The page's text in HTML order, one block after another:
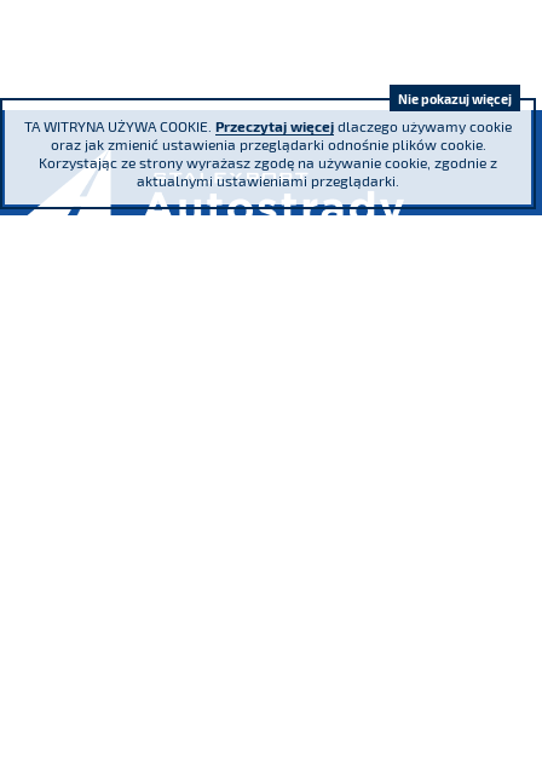
TA WITRYNA UŻYWA COOKIE. Przeczytaj więcej dlaczego używamy cookie
oraz jak zmienić ustawienia przeglądarki odnośnie plików cookie.
Korzystając ze strony wyrażasz zgodę na używanie cookie, zgodnie z
aktualnymi ustawieniami przeglądarki.
Nie pokazuj więcej